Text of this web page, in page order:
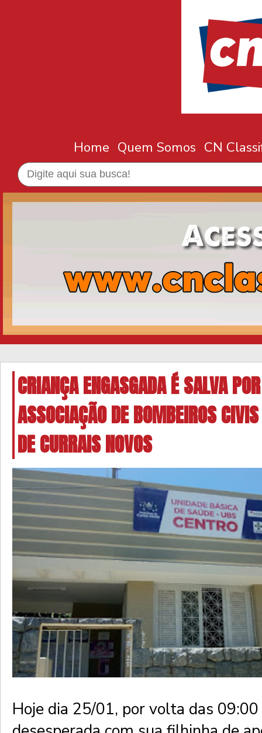
Home Quem Somos CN
CRIANÇA ENGASGADA É SALVA
ASSOCIAÇÃO DE BOMBEIROS
DE CURRAIS NOVOS
Hoje dia 25/01, por volta das